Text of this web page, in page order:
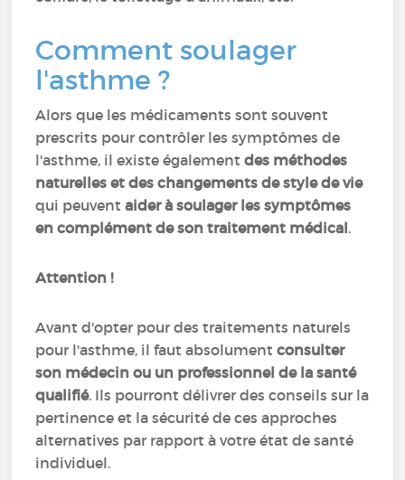
Comment soulager
l'asthme ?
Alors que les médicaments sont souvent
prescrits pour contrôler les symptômes de
l'asthme, il existe égalementdes méthodes
naturelles et des changements de style de vie
qui peuventaider à soulager les symptômes
en complément de son traitement médical.
Attention !
Avant d'opter pour des traitements naturels
pour l'asthme, il faut absolumentconsulter
son médecin ou un professionnel de la santé
qualifié. Ils pourront délivrer des conseils sur la
pertinence et la sécurité de ces approches
alternatives par rapport à votre état de santé
individuel.